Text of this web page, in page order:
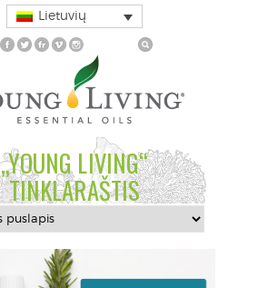
Lietuvių
„YOUNG LIVING“
TINKLARAŠTIS